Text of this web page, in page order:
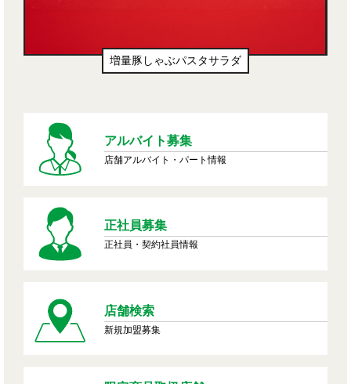
生ドーナツ（わたあめ味風）
アルバイト募集
店舗アルバイト・パート情報
正社員募集
正社員・契約社員情報
店舗検索
新規加盟募集